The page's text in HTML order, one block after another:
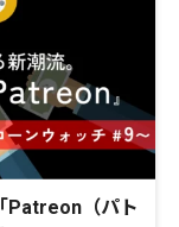
Patreon（パト